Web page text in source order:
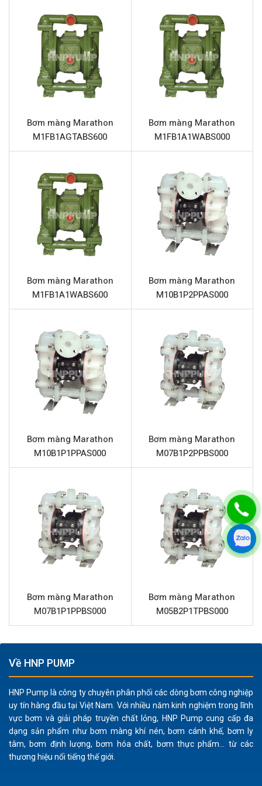
Thông số kỹ thuật Marathon
M15B1A2TABS600
Tên sản phẩm
Bơm màng Marathon
Marathon M15B1A2TABS600
Loại bơm
Bơm màng khí nén
Thương hiệu
Marathon
Lưu lượng tối đa
401 lít/phút
Áp lực tối đa
8.6 Bar
Đường cấp khí
3/4” (Kết nối ren)
Đầu hút và đẩy
1.5” (Kết nối ren)
Vật liệu màng
PTFE (Teflon)
Vật liệu màng backup
Santoprene
Vật liệu đế bi
PTFE (Teflon)
Vật liệu giảm thanh (Mufler)
Đặc điểm nổi bật Marathon
M15B1A2TABS600
Bơm màng Marathon M15B1A2TABS600 được thiết kế
để đáp ứng các yêu cầu khắt khe nhất của ngành công
nghiệp, mang lại nhiều lợi ích vượt trội:
Kháng hóa chất vượt trội:
Với màng bơm, bi và đế bi
làm từ PTFE (Teflon) kết hợp với thân bơm nhôm,
bơm có khả năng chống ăn mòn tuyệt vời khi tiếp xúc
với nhiều loại hóa chất, dung môi, axit và kiềm mạnh.
Độ bền cao:Các vật liệu cao cấp như nhôm cho thân
và phần trung tâm, cùng với màng backup
cả trong môi trường khắc nghiệt. Giảm thanh thép
cũng tăng cường độ bền tổng thể.
loại bỏ nguy cơ phát sinh tia lửa điện, an toàn khi bơm
các chất dễ cháy nổ như dung môi hay sơn.
Lưu lượng và áp lực mạnh mẽ:Lưu lượng lên tới 401
lít/phút và áp lực 8.6 Bar cho phép bơm xử lý hiệu quả
các chất lỏng có độ nhớt cao và vận chuyển chúng
qua khoảng cách đáng kể.
Thiết kế dễ bảo trì:Các kết nối ren tiêu chuẩn (đường
cấp khí 3/4” và đầu hút/đẩy 1.5”) giúp việc lắp đặt và
Bơm màng Marathon
M1FB1AGTABS600
Bơm màng Marathon
M1FB1A1WABS000
Bơm màng Marathon
M1FB1A1WABS600
Bơm màng Marathon
M10B1P2PPAS000
Bơm màng Marathon
M10B1P1PPAS000
Bơm màng Marathon
M07B1P2PPBS000
Bơm màng Marathon
M07B1P1PPBS000
Bơm màng Marathon
M05B2P1TPBS000
Về HNP PUMP
HNP Pump là công ty chuyên phân phối các dòng bơm công nghiệp
uy tín hàng đầu tại Việt Nam. Với nhiều năm kinh nghiệm trong lĩnh
vực bơm và giải pháp truyền chất lỏng, HNP Pump cung cấp đa
dạng sản phẩm như bơm màng khí nén, bơm cánh khế, bơm ly
tâm, bơm định lượng, bơm hóa chất, bơm thực phẩm... từ các
thương hiệu nổi tiếng thế giới.